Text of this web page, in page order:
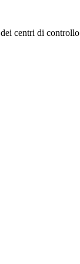
centri di controllo